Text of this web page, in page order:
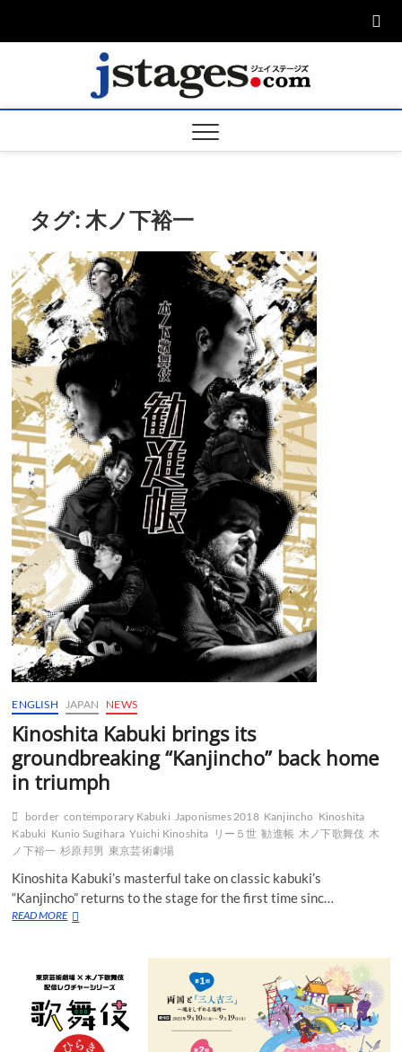
ージ
タグ:木ノ下裕一
ENGLISH JAPAN NEWS
Kinoshita Kabuki brings its
groundbreaking “Kanjincho” back home
in triumph
border contemporary Kabuki Japonismes 2018 Kanjincho Kinoshita
Kabuki Kunio Sugihara Yuichi Kinoshita リー５世 勧進帳 木ノ下歌舞伎 木
ノ下裕一 杉原邦男 東京芸術劇場
Kinoshita Kabuki’s masterful take on classic kabuki’s
“Kanjincho” returns to the stage for the first time sinc…
READ MOREKinoshita
groundbreaking
back
home
in